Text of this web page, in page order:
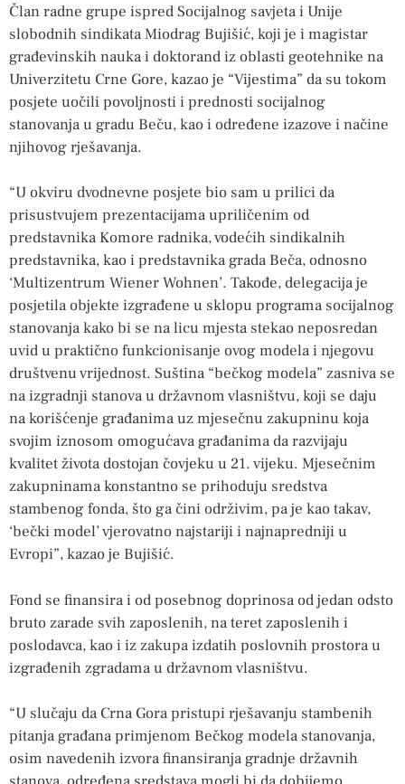
Član radne grupe ispred Socijalnog savjeta i Unije
slobodnih sindikata Miodrag Bujišić, koji je i magistar
građevinskih nauka i doktorand iz oblasti geotehnike na
Univerzitetu Crne Gore, kazao je “Vijestima” da su tokom
posjete uočili povoljnosti i prednosti socijalnog
stanovanja u gradu Beču, kao i određene izazove i načine
njihovog rješavanja.
“U okviru dvodnevne posjete bio sam u prilici da
prisustvujem prezentacijama upriličenim od
predstavnika Komore radnika, vodećih sindikalnih
predstavnika, kao i predstavnika grada Beča, odnosno
‘Multizentrum Wiener Wohnen’. Takođe, delegacija je
posjetila objekte izgrađene u sklopu programa socijalnog
stanovanja kako bi se na licu mjesta stekao neposredan
uvid u praktično funkcionisanje ovog modela i njegovu
društvenu vrijednost. Suština “bečkog modela” zasniva se
na izgradnji stanova u državnom vlasništvu, koji se daju
na korišćenje građanima uz mjesečnu zakupninu koja
svojim iznosom omogućava građanima da razvijaju
kvalitet života dostojan čovjeku u 21. vijeku. Mjesečnim
zakupninama konstantno se prihoduju sredstva
stambenog fonda, što ga čini održivim, pa je kao takav,
‘bečki model’ vjerovatno najstariji i najnapredniji u
Evropi”, kazao je Bujišić.
Fond se finansira i od posebnog doprinosa od jedan odsto
bruto zarade svih zaposlenih, na teret zaposlenih i
poslodavca, kao i iz zakupa izdatih poslovnih prostora u
izgrađenih zgradama u državnom vlasništvu.
“U slučaju da Crna Gora pristupi rješavanju stambenih
pitanja građana primjenom Bečkog modela stanovanja,
osim navedenih izvora finansiranja gradnje državnih